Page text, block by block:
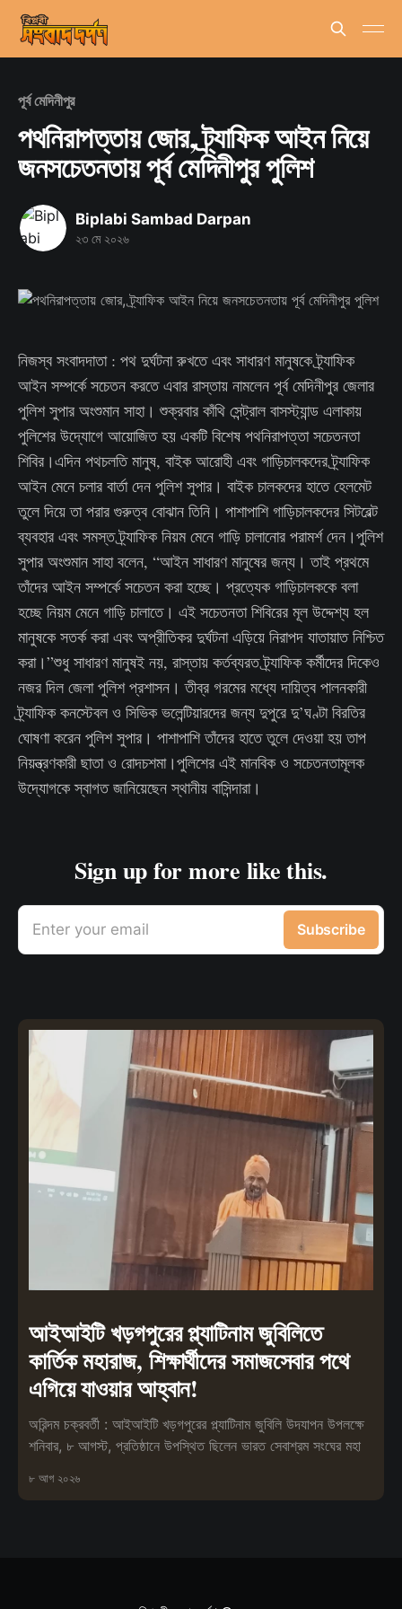
পূর্ব মেদিনীপুর
পথনিরাপত্তায় জোর, ট্র্যাফিক আইন নিয়ে
জনসচেতনতায় পূর্ব মেদিনীপুর পুলিশ
Biplabi Sambad Darpan
২৩ মে ২০২৬
নিজস্ব সংবাদদাতা : পথ দুর্ঘটনা রুখতে এবং সাধারণ মানুষকে ট্র্যাফিক
আইন সম্পর্কে সচেতন করতে এবার রাস্তায় নামলেন পূর্ব মেদিনীপুর জেলার
পুলিশ সুপার অংশুমান সাহা। শুক্রবার কাঁথি সেন্ট্রাল বাসস্ট্যান্ড এলাকায়
পুলিশের উদ্যোগে আয়োজিত হয় একটি বিশেষ পথনিরাপত্তা সচেতনতা
শিবির।এদিন পথচলতি মানুষ, বাইক আরোহী এবং গাড়িচালকদের ট্র্যাফিক
আইন মেনে চলার বার্তা দেন পুলিশ সুপার। বাইক চালকদের হাতে হেলমেট
তুলে দিয়ে তা পরার গুরুত্ব বোঝান তিনি। পাশাপাশি গাড়িচালকদের সিটবেল্ট
ব্যবহার এবং সমস্ত ট্র্যাফিক নিয়ম মেনে গাড়ি চালানোর পরামর্শ দেন।পুলিশ
সুপার অংশুমান সাহা বলেন, “আইন সাধারণ মানুষের জন্য। তাই প্রথমে
তাঁদের আইন সম্পর্কে সচেতন করা হচ্ছে। প্রত্যেক গাড়িচালককে বলা
হচ্ছে নিয়ম মেনে গাড়ি চালাতে। এই সচেতনতা শিবিরের মূল উদ্দেশ্য হল
মানুষকে সতর্ক করা এবং অপ্রীতিকর দুর্ঘটনা এড়িয়ে নিরাপদ যাতায়াত নিশ্চিত
করা।”শুধু সাধারণ মানুষই নয়, রাস্তায় কর্তব্যরত ট্র্যাফিক কর্মীদের দিকেও
নজর দিল জেলা পুলিশ প্রশাসন। তীব্র গরমের মধ্যে দায়িত্ব পালনকারী
ট্র্যাফিক কনস্টেবল ও সিভিক ভলেন্টিয়ারদের জন্য দুপুরে দু’ঘণ্টা বিরতির
ঘোষণা করেন পুলিশ সুপার। পাশাপাশি তাঁদের হাতে তুলে দেওয়া হয় তাপ
নিয়ন্ত্রণকারী ছাতা ও রোদচশমা।পুলিশের এই মানবিক ও সচেতনতামূলক
উদ্যোগকে স্বাগত জানিয়েছেন স্থানীয় বাসিন্দারা।
Sign up for more like this.
Enter your email Subscribe
আইআইটি খড়গপুরের প্ল্যাটিনাম জুবিলিতে
কার্তিক মহারাজ, শিক্ষার্থীদের সমাজসেবার পথে
এগিয়ে যাওয়ার আহ্বান!
অরিন্দম চক্রবর্তী : আইআইটি খড়গপুরের প্ল্যাটিনাম জুবিলি উদযাপন উপলক্ষে
শনিবার, ৮ আগস্ট, প্রতিষ্ঠানে উপস্থিত ছিলেন ভারত সেবাশ্রম সংঘের মহা
৮ আগ ২০২৬